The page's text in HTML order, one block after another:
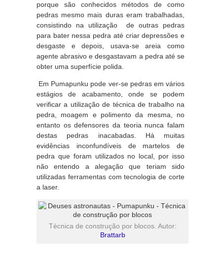
porque são conhecidos métodos de como
pedras mesmo mais duras eram trabalhadas,
consistindo na utilização de outras pedras
para bater nessa pedra até criar depressões e
desgaste e depois, usava-se areia como
agente abrasivo e desgastavam a pedra até se
obter uma superfície polida.
Em Pumapunku pode ver-se pedras em vários
estágios de acabamento, onde se podem
verificar a utilização de técnica de trabalho na
pedra, moagem e polimento da mesma, no
entanto os defensores da teoria nunca falam
destas pedras inacabadas. Há muitas
evidências inconfundíveis de martelos de
pedra que foram utilizados no local, por isso
não entendo a alegação que teriam sido
utilizadas ferramentas com tecnologia de corte
a laser.
Técnica de construção por blocos. Autor:
Brattarb